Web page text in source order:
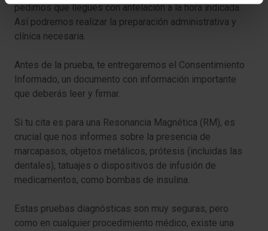
pedimos que llegues con antelación a la hora indicada.
Así podremos realizar la preparación administrativa y
clínica necesaria.
Antes de la prueba, te entregaremos el Consentimiento
Informado, un documento con información importante
que deberás leer y firmar.
Si tu cita es para una Resonancia Magnética (RM), es
crucial que nos informes sobre la presencia de
marcapasos, objetos metálicos, prótesis (incluidas las
dentales), tatuajes o dispositivos de infusión de
medicamentos, como bombas de insulina.
Estas pruebas diagnósticas son muy seguras, pero
como en cualquier procedimiento médico, existe una